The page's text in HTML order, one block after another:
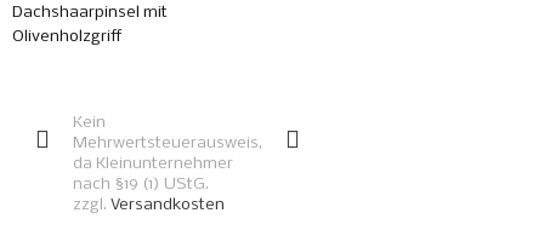
Dachshaarpinsel mit
Olivenholzgriff
Kein
Mehrwertsteuerausweis,
da Kleinunternehmer
nach §19 (1) UStG.
zzgl. Versandkosten